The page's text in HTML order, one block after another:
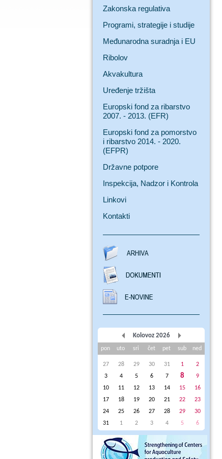
Zakonska regulativa
Programi, strategije i studije
Međunarodna suradnja i EU
Ribolov
Akvakultura
Uređenje tržišta
Europski fond za ribarstvo
2007. - 2013. (EFR)
Europski fond za pomorstvo
i ribarstvo 2014. - 2020.
(EFPR)
Državne potpore
Inspekcija, Nadzor i Kontrola
Linkovi
Kontakti
Kolovoz 2026
pon uto sri čet pet sub ned
27 28 29 30 31 1
2
3
4 5 6 7 8
9
10
11 12 13 14 15
16
17
18 19 20 21 22
23
24
25 26 27 28 29
30
31
1 2 3 4 5 6